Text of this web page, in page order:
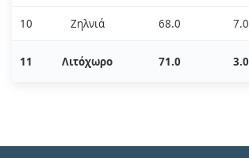
10 Ζηλνιά 68.0 7.0
11 Λιτόχωρο 71.0 3.0